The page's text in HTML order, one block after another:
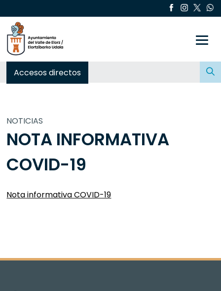
Accesos directos
Buscar:
NOTICIAS
NOTA INFORMATIVA
COVID-19
Nota informativa COVID-19